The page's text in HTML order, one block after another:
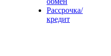
Рассрочка/
кредит